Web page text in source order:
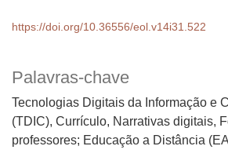
Palavras-chave
Tecnologias Digitais da Informação e
(TDIC), Currículo, Narrativas digitais,
professores; Educação a Distância
https://doi.org/10.36556/eol.v14i31.522